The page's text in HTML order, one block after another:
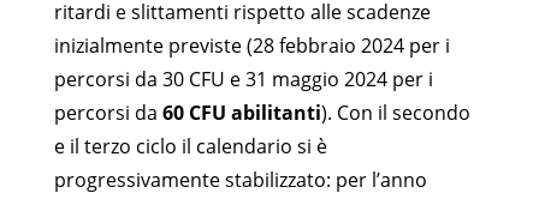
ritardi e slittamenti rispetto alle scadenze
inizialmente previste (28 febbraio 2024 per i
percorsi da 30 CFU e 31 maggio 2024 per i
percorsi da 60 CFU abilitanti). Con il secondo
e il terzo ciclo il calendario si è
progressivamente stabilizzato: per l’anno